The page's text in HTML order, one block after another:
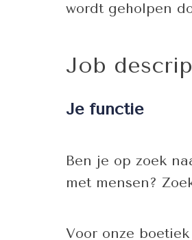
wordt geholpen
Job
Je functie
Ben je op zoek
met mensen?
Voor onze